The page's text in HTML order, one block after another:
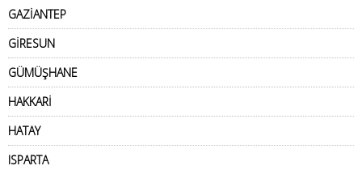
GAZİANTEP
GİRESUN
GÜMÜŞHANE
HAKKARİ
HATAY
ISPARTA